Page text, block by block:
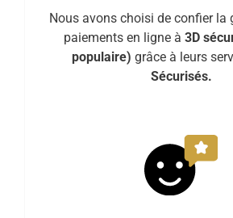
Nous avons choisi de confier la
paiements en ligne à 3D
populaire) grâce à leurs
Sécurisés.